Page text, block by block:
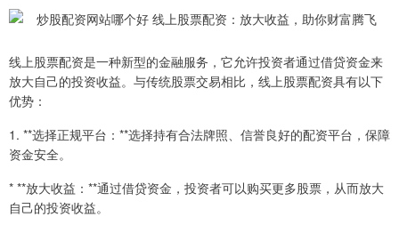
线上股票配资是一种新型的金融服务，它允许投资者通过借贷资金来
放大自己的投资收益。与传统股票交易相比，线上股票配资具有以下
优势：
1. **选择正规平台：**选择持有合法牌照、信誉良好的配资平台，保障
资金安全。
* **放大收益：**通过借贷资金，投资者可以购买更多股票，从而放大
自己的投资收益。